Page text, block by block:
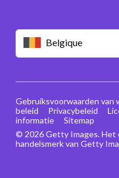
Belgique
© 2026 Getty Images. Het
handelsmerk van Getty
Gebruiksvoorwaarden van
beleid
Privacybeleid
informatie
Sitemap